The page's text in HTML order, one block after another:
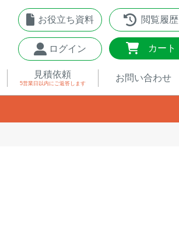
お役立ち資料 閲覧履歴
ログイン カート
見積依頼
5営業日以内 にご返答します
お問い合わせ